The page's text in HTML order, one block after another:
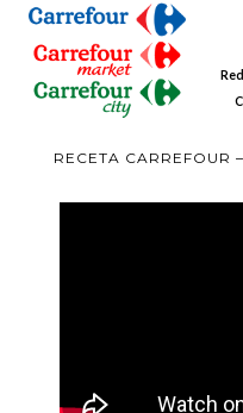
RECETA CARREFOUR